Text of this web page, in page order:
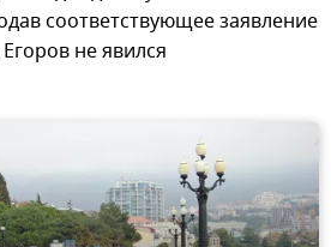
соответствующее заявление
не явился